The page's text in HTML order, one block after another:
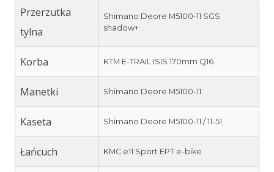
Przerzutka
tylna
Shimano Deore M5100-11 SGS
shadow+
Korba KTM E-TRAIL ISIS 170mm Q16
Manetki Shimano Deore M5100-11
Kaseta Shimano Deore M5100-11 / 11-51
Łańcuch KMC e11 Sport EPT e-bike